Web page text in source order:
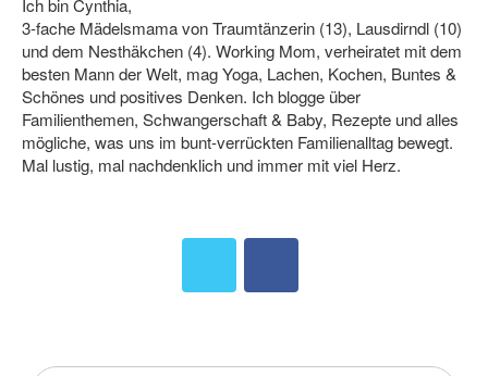
Ich bin Cynthia,
3-fache Mädelsmama von Traumtänzerin (13), Lausdirndl (10)
und dem Nesthäkchen (4). Working Mom, verheiratet mit dem
besten Mann der Welt, mag Yoga, Lachen, Kochen, Buntes &
Schönes und positives Denken. Ich blogge über
Familienthemen, Schwangerschaft & Baby, Rezepte und alles
mögliche, was uns im bunt-verrückten Familienalltag bewegt.
Mal lustig, mal nachdenklich und immer mit viel Herz.